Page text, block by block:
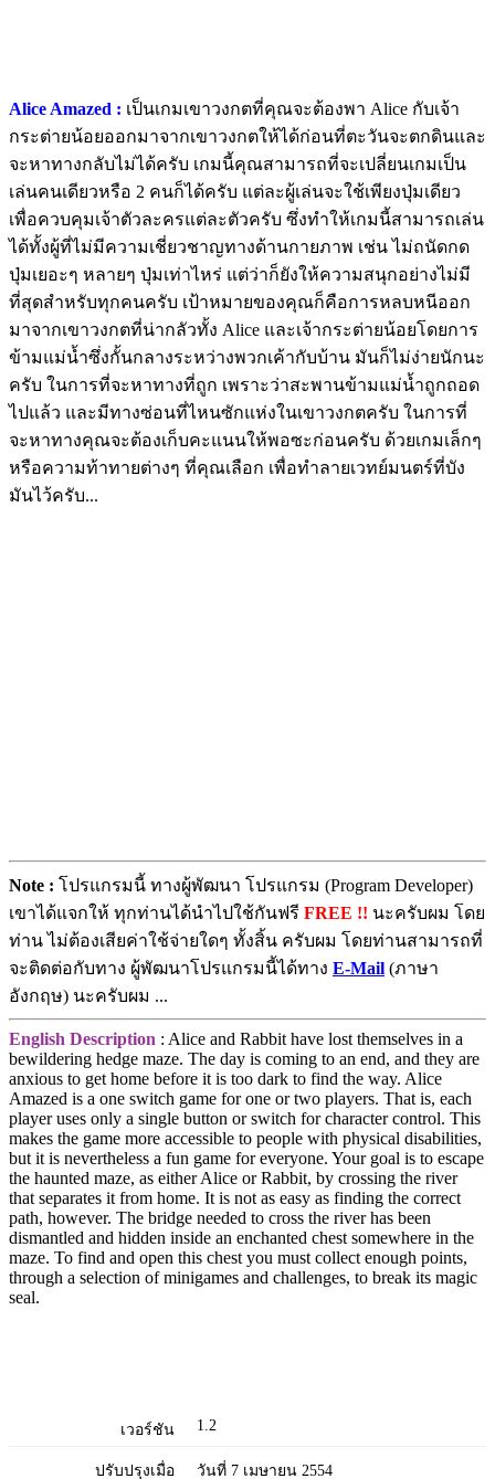
Alice Amazed : เป็นเกมเขาวงกตที่คุณจะต้องพา Alice กับเจ้า
กระต่ายน้อยออกมาจากเขาวงกตให้ได้ก่อนที่ตะวันจะตกดินและ
จะหาทางกลับไม่ได้ครับ เกมนี้คุณสามารถที่จะเปลี่ยนเกมเป็น
เล่นคนเดียวหรือ 2 คนก็ได้ครับ แต่ละผู้เล่นจะใช้เพียงปุ่มเดียว
เพื่อควบคุมเจ้าตัวละครแต่ละตัวครับ ซึ่งทำให้เกมนี้สามารถเล่น
ได้ทั้งผู้ที่ไม่มีความเชี่ยวชาญทางด้านกายภาพ เช่น ไม่ถนัดกด
ปุ่มเยอะๆ หลายๆ ปุ่มเท่าไหร่ แต่ว่าก็ยังให้ความสนุกอย่างไม่มี
ที่สุดสำหรับทุกคนครับ เป้าหมายของคุณก็คือการหลบหนีออก
มาจากเขาวงกตที่น่ากลัวทั้ง Alice และเจ้ากระต่ายน้อยโดยการ
ข้ามแม่น้ำซึ่งกั้นกลางระหว่างพวกเค้ากับบ้าน มันก็ไม่ง่ายนักนะ
ครับ ในการที่จะหาทางที่ถูก เพราะว่าสะพานข้ามแม่น้ำถูกถอด
ไปแล้ว และมีทางซ่อนที่ไหนซักแห่งในเขาวงกตครับ ในการที่
จะหาทางคุณจะต้องเก็บคะแนนให้พอซะก่อนครับ ด้วยเกมเล็กๆ
หรือความท้าทายต่างๆ ที่คุณเลือก เพื่อทำลายเวทย์มนตร์ที่บัง
มันไว้ครับ...
Note : โปรแกรมนี้ ทางผู้พัฒนา โปรแกรม (Program Developer)
เขาได้แจกให้ ทุกท่านได้นำไปใช้กันฟรี FREE !! นะครับผม โดย
ท่าน ไม่ต้องเสียค่าใช้จ่ายใดๆ ทั้งสิ้น ครับผม โดยท่านสามารถที่
จะติดต่อกับทาง ผู้พัฒนาโปรแกรมนี้ได้ทาง E-Mail (ภาษา
อังกฤษ) นะครับผม ...
English Description : Alice and Rabbit have lost themselves in a
bewildering hedge maze. The day is coming to an end, and they are
anxious to get home before it is too dark to find the way. Alice
Amazed is a one switch game for one or two players. That is, each
player uses only a single button or switch for character control. This
makes the game more accessible to people with physical disabilities,
but it is nevertheless a fun game for everyone. Your goal is to escape
the haunted maze, as either Alice or Rabbit, by crossing the river
that separates it from home. It is not as easy as finding the correct
path, however. The bridge needed to cross the river has been
dismantled and hidden inside an enchanted chest somewhere in the
maze. To find and open this chest you must collect enough points,
through a selection of minigames and challenges, to break its magic
seal.
เวอร์ชัน 1.2
ปรับปรุงเมื่อ วันที่ 7 เมษายน 2554